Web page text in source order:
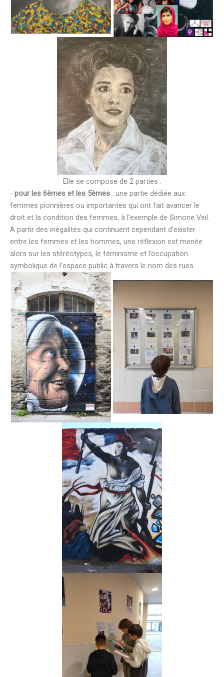
Elle se compose de 2 parties :
–pour les 6èmes et les 5èmes : une partie dédiée aux
femmes pionnières ou importantes qui ont fait avancer le
droit et la condition des femmes, à l’exemple de Simone Veil.
A partir des inégalités qui continuent cependant d’exister
entre les femmes et les hommes, une réflexion est menée
alors sur les stéréotypes, le féminisme et l’occupation
symbolique de l’espace public à travers le nom des rues.